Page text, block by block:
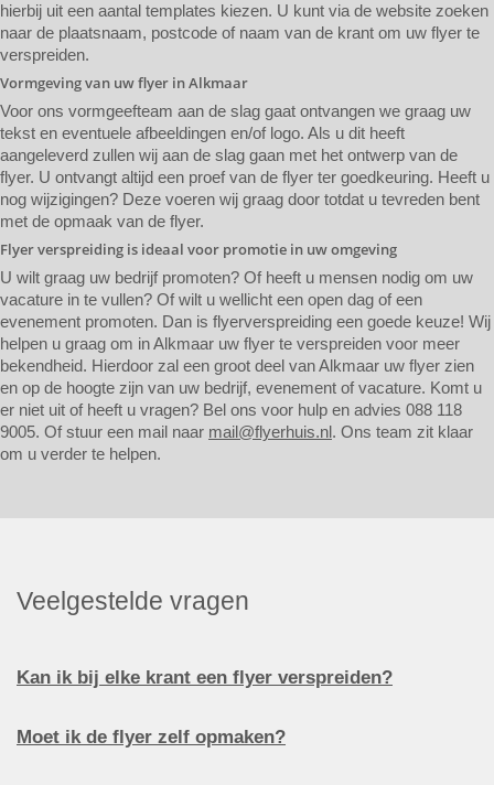
hierbij uit een aantal templates kiezen. U kunt via de website zoeken
naar de plaatsnaam, postcode of naam van de krant om uw flyer te
verspreiden.
Vormgeving van uw flyer in Alkmaar
Voor ons vormgeefteam aan de slag gaat ontvangen we graag uw
tekst en eventuele afbeeldingen en/of logo. Als u dit heeft
aangeleverd zullen wij aan de slag gaan met het ontwerp van de
flyer. U ontvangt altijd een proef van de flyer ter goedkeuring. Heeft u
nog wijzigingen? Deze voeren wij graag door totdat u tevreden bent
met de opmaak van de flyer.
Flyer verspreiding is ideaal voor promotie in uw omgeving
U wilt graag uw bedrijf promoten? Of heeft u mensen nodig om uw
vacature in te vullen? Of wilt u wellicht een open dag of een
evenement promoten. Dan is flyerverspreiding een goede keuze! Wij
helpen u graag om in Alkmaar uw flyer te verspreiden voor meer
bekendheid. Hierdoor zal een groot deel van Alkmaar uw flyer zien
en op de hoogte zijn van uw bedrijf, evenement of vacature. Komt u
er niet uit of heeft u vragen? Bel ons voor hulp en advies 088 118
9005. Of stuur een mail naar mail@flyerhuis.nl. Ons team zit klaar
om u verder te helpen.
Veelgestelde vragen
Kan ik bij elke krant een flyer verspreiden?
Moet ik de flyer zelf opmaken?